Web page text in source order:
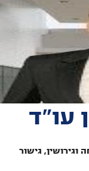
עו"ד
וגירושין, גישור